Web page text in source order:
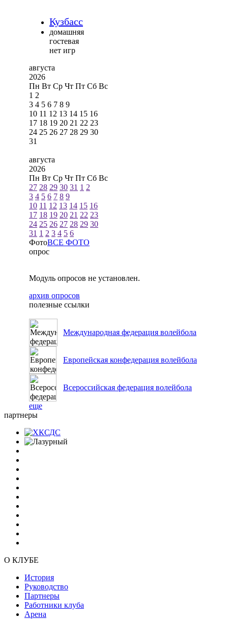
Кузбасс
домашняя
гостевая
нет игр
августа
2026
Пн Вт Ср Чт Пт Сб Вс
1 2
3 4 5 6 7 8 9
10 11 12 13 14 15 16
17 18 19 20 21 22 23
24 25 26 27 28 29 30
31
августа
2026
Пн Вт Ср Чт Пт Сб Вс
27 28 29 30 31 1 2
3 4 5 6 7 8 9
10 11 12 13 14 15 16
17 18 19 20 21 22 23
24 25 26 27 28 29 30
31 1 2 3 4 5 6
ФотоВСЕ ФОТО
опрос
Модуль опросов не установлен.
архив опросов
полезные ссылки
Международная федерация волейбола
Европейская конфедерация волейбола
Всероссийская федерация волейбола
еще
партнеры
О КЛУБЕ
История
Руководство
Партнеры
Работники клуба
Арена